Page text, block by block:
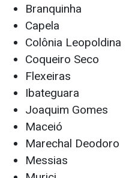
Branquinha
Capela
Colônia Leopoldina
Coqueiro Seco
Flexeiras
Ibateguara
Joaquim Gomes
Maceió
Marechal Deodoro
Messias